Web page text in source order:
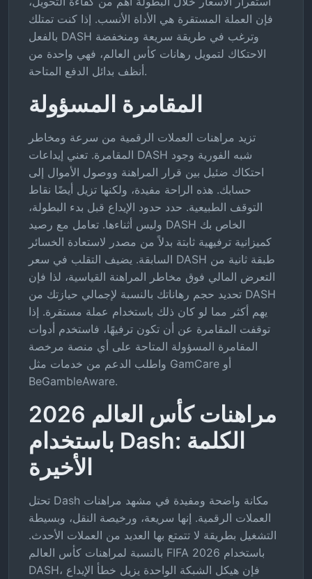
فإن العملة المستقرة هي الأداة الأنسب. إذا كنت تمتلك
بالفعل DASH وترغب في طريقة سريعة ومنخفضة
الاحتكاك لتمويل رهانات كأس العالم، فهي واحدة من
أنظف بدائل الدفع المتاحة.
المقامرة المسؤولة
تزيد مراهنات العملات الرقمية من سرعة ومخاطر
المقامرة. تعني إيداعات DASH شبه الفورية وجود
احتكاك ضئيل بين قرار المراهنة ووصول الأموال إلى
حسابك. هذه الراحة مفيدة، ولكنها تزيل أيضًا نقاط
التوقف الطبيعية. حدد حدود الإيداع قبل بدء البطولة،
وليس أثناءها. تعامل مع رصيد DASH الخاص بك
كميزانية ترفيهية ثابتة بدلاً من مصدر لاستعادة الخسائر
السابقة. يضيف التقلب في سعر DASH طبقة ثانية من
التعرض المالي فوق مخاطر المراهنة القياسية، لذا فإن
تحديد حجم رهاناتك بالنسبة لإجمالي حيازتك من DASH
يهم أكثر مما لو كان ذلك باستخدام عملة مستقرة. إذا
توقفت المقامرة عن أن تكون ترفيهًا، فاستخدم أدوات
المقامرة المسؤولة المتاحة على أي منصة مرخصة
واطلب الدعم من خدمات مثل GamCare أو
BeGambleAware.
مراهنات كأس العالم 2026
باستخدام Dash: الكلمة
الأخيرة
تحتل Dash مكانة واضحة ومفيدة في مشهد مراهنات
العملات الرقمية. إنها سريعة، ورخيصة النقل، وبسيطة
التشغيل بطريقة لا تتمتع بها العديد من العملات الأحدث.
بالنسبة لمراهنات كأس العالم FIFA 2026 باستخدام
DASH، فإن هيكل الشبكة الواحدة يزيل خطأ الإيداع